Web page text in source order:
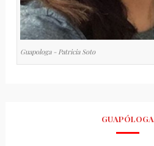
Guapologa - Patricia Soto
GUAPÓLOGA